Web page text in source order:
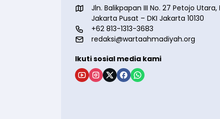
Jln. Balikpapan III No. 27 Petojo
Jakarta Pusat – DKI Jakarta 10130
+62 813-1313-3683
redaksi@wartaahmadiyah.org
Ikuti sosial media kami